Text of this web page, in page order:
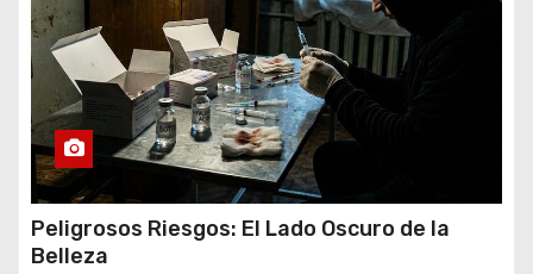
Peligrosos Riesgos: El Lado Oscuro de la
Belleza